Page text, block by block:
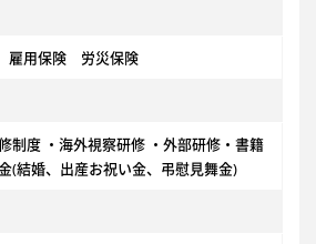
用保険 労災保険
制度 ・海外視察研修 ・外部研修・書籍
(結婚、出産お祝い金、弔慰見舞金)